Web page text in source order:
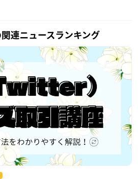
連ニュースランキング